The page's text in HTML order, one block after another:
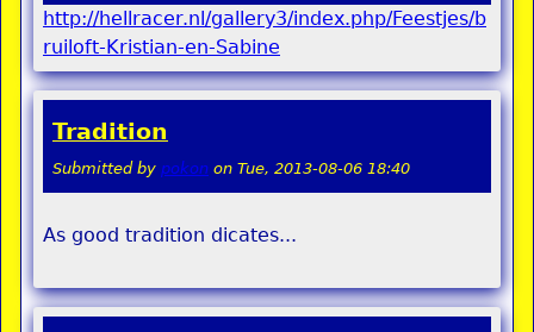
http://hellracer.nl/gallery3/index.php/Feestjes/b
ruiloft-Kristian-en-Sabine
Tradition
Submitted by pokon on Tue, 2013-08-06 18:40
As good tradition dicates...